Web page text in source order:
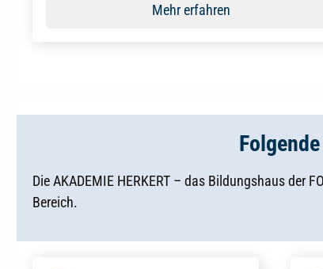
Mehr erfahren
Die AKADEMIE HERKERT – das Bildungshaus der
Bereich.